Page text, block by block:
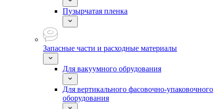
Пузырчатая пленка
Запасные части и расходные материалы
Для вакуумного обрудования
Для вертикального фасовочно-упаковочного
оборудования